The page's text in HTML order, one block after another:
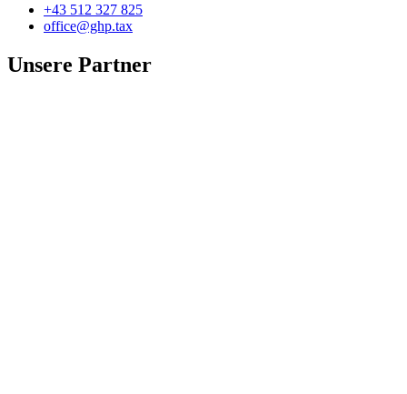
+43 512 327 825
office@ghp.tax
Unsere Partner